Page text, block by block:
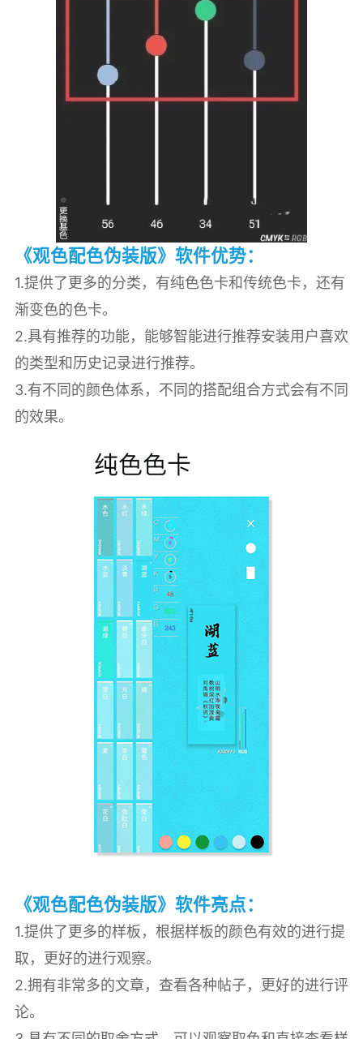
《观色配色伪装版》软件优势：
1.提供了更多的分类，有纯色色卡和传统色卡，还有
渐变色的色卡。
2.具有推荐的功能，能够智能进行推荐安装用户喜欢
的类型和历史记录进行推荐。
3.有不同的颜色体系，不同的搭配组合方式会有不同
的效果。
《观色配色伪装版》软件亮点：
1.提供了更多的样板，根据样板的颜色有效的进行提
取，更好的进行观察。
2.拥有非常多的文章，查看各种帖子，更好的进行评
论。